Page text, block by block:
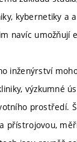
kybernetiky a
navíc
inženýrství
výzkumné
prostředí.
přístrojovou,